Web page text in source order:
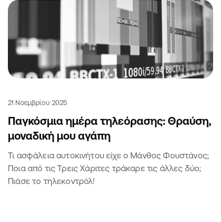
21 Νοεμβρίου 2025
Παγκόσμια ημέρα τηλεόρασης: Θραύση,
μοναδική μου αγάπη
Τι ασφάλεια αυτοκινήτου είχε ο Μάνθος Φουστάνος;
Ποια από τις Τρεις Χάριτες τράκαρε τις άλλες δύο;
Πιάσε το τηλεκοντρόλ!